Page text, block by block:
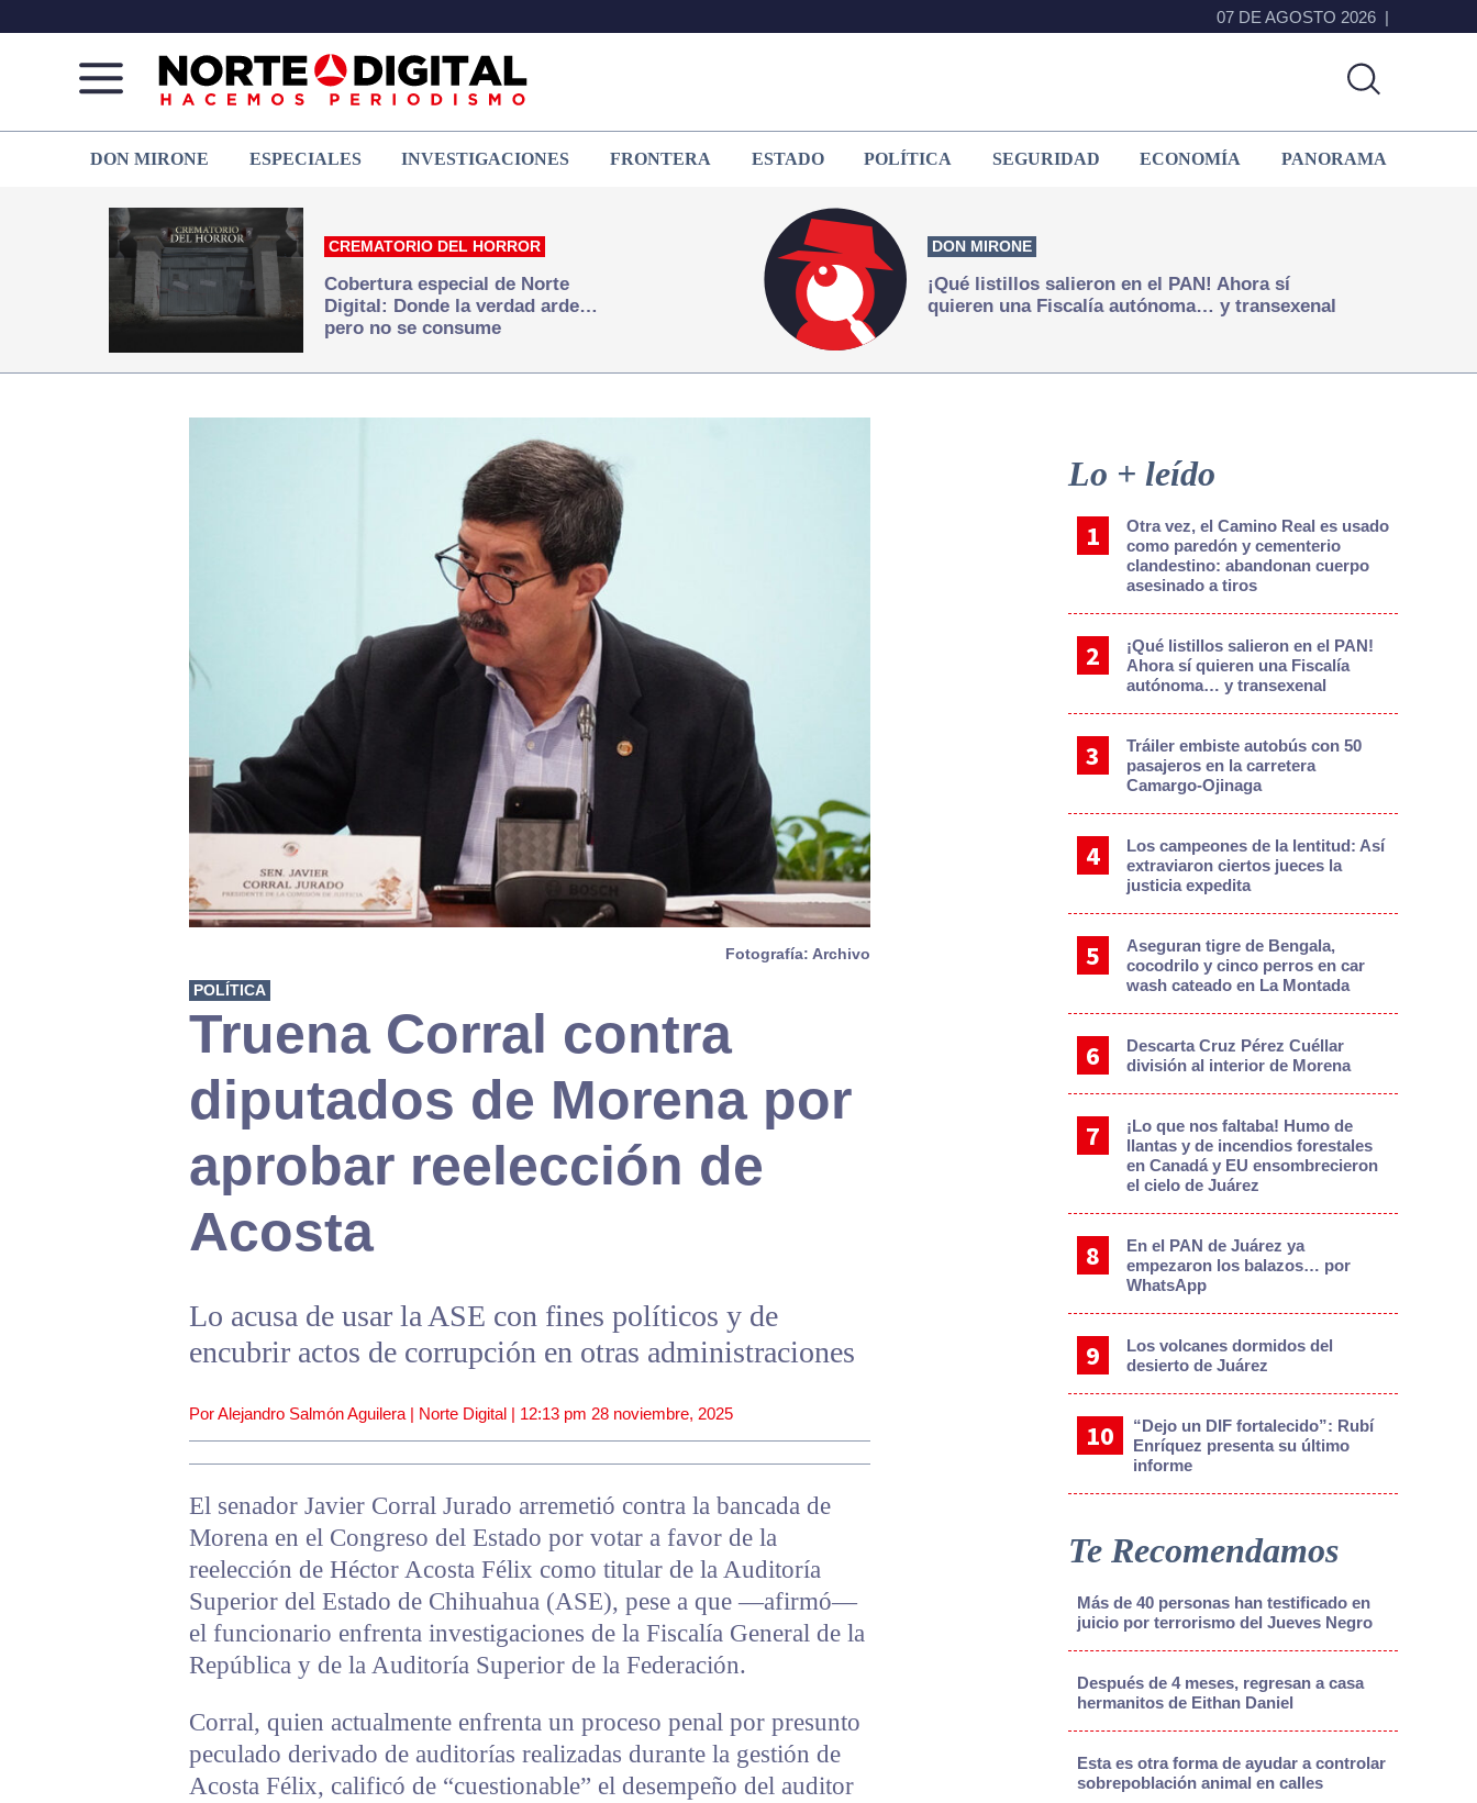
07 DE AGOSTO 2026
de
Juárez
que
hacemos periodismo
DON MIRONE ESPECIALES INVESTIGACIONES FRONTERA ESTADO POLÍTICA SEGURIDAD ECONOMÍA PANORAMA
CREMATORIO DEL HORROR
Cobertura especial de Norte
Digital: Donde la verdad arde…
pero no se consume
DON MIRONE
¡Qué listillos salieron en el PAN! Ahora sí
quieren una Fiscalía autónoma… y transexenal
Fotografía: Archivo
POLÍTICA
Truena Corral contra
diputados de Morena por
aprobar reelección de
Acosta
Lo acusa de usar la ASE con fines políticos y de
encubrir actos de corrupción en otras administraciones
Por Alejandro Salmón Aguilera | Norte Digital | 12:13 pm 28 noviembre, 2025
El senador Javier Corral Jurado arremetió contra la bancada de
Morena en el Congreso del Estado por votar a favor de la
reelección de Héctor Acosta Félix como titular de la Auditoría
Superior del Estado de Chihuahua (ASE), pese a que —afirmó—
el funcionario enfrenta investigaciones de la Fiscalía General de la
República y de la Auditoría Superior de la Federación.
Corral, quien actualmente enfrenta un proceso penal por presunto
peculado derivado de auditorías realizadas durante la gestión de
Acosta Félix, calificó de “cuestionable” el desempeño del auditor
Sidebar
Lo + leído
Otra vez, el Camino Real es usado
como paredón y cementerio
clandestino: abandonan cuerpo
asesinado a tiros
¡Qué listillos salieron en el PAN!
Ahora sí quieren una Fiscalía
autónoma… y transexenal
Tráiler embiste autobús con 50
pasajeros en la carretera
Camargo-Ojinaga
Los campeones de la lentitud: Así
extraviaron ciertos jueces la
justicia expedita
Aseguran tigre de Bengala,
cocodrilo y cinco perros en car
wash cateado en La Montada
Descarta Cruz Pérez Cuéllar
división al interior de Morena
¡Lo que nos faltaba! Humo de
llantas y de incendios forestales
en Canadá y EU ensombrecieron
el cielo de Juárez
En el PAN de Juárez ya
empezaron los balazos… por
WhatsApp
Los volcanes dormidos del
desierto de Juárez
“Dejo un DIF fortalecido”: Rubí
Enríquez presenta su último
informe
Te Recomendamos
Más de 40 personas han testificado en
juicio por terrorismo del Jueves Negro
Después de 4 meses, regresan a casa
hermanitos de Eithan Daniel
Esta es otra forma de ayudar a controlar
sobrepoblación animal en calles